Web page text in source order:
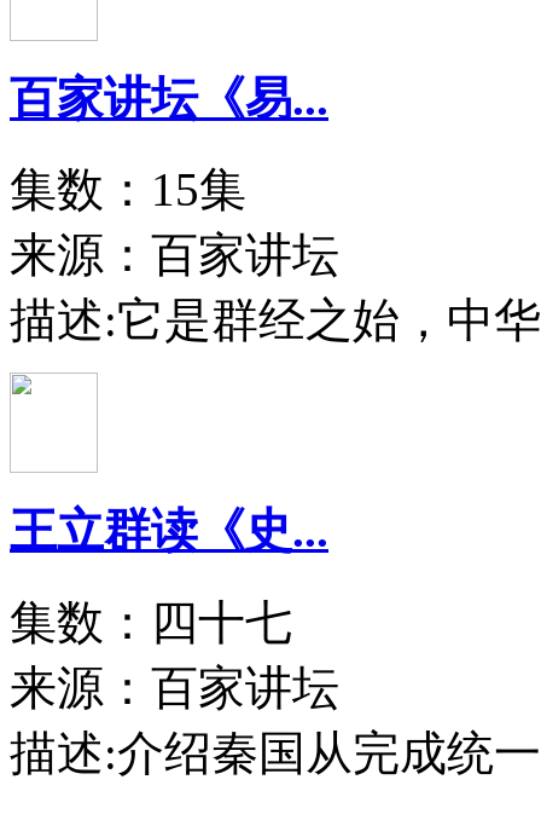
百家讲坛《易...
集数：15集
来源：百家讲坛
描述:它是群经之始，中
王立群读《史...
集数：四十七
来源：百家讲坛
描述:介绍秦国从完成统